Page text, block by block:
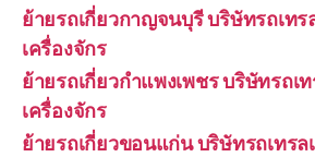
ย้ายรถเกี่ยวกาญจนบุรี บริษัทรถเทร
เครื่องจักร
ย้ายรถเกี่ยวกำแพงเพชร บริษัทรถเ
เครื่องจักร
ย้ายรถเกี่ยวขอนแก่น บริษัทรถเทรล